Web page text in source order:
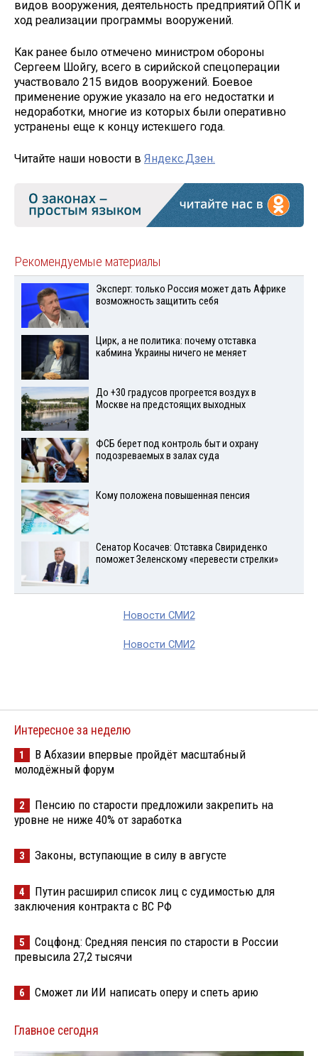
видов вооружения, деятельность предприятий ОПК и
ход реализации программы вооружений.
Как ранее было отмечено министром обороны
Сергеем Шойгу, всего в сирийской спецоперации
участвовало 215 видов вооружений. Боевое
применение оружие указало на его недостатки и
недоработки, многие из которых были оперативно
устранены еще к концу истекшего года.
Читайте наши новости в Яндекс.Дзен.
Рекомендуемые материалы
Эксперт: только Россия может дать Африке
возможность защитить себя
Цирк, а не политика: почему отставка
кабмина Украины ничего не меняет
До +30 градусов прогреется воздух в
Москве на предстоящих выходных
ФСБ берет под контроль быт и охрану
подозреваемых в залах суда
Кому положена повышенная пенсия
Сенатор Косачев: Отставка Свириденко
поможет Зеленскому «перевести стрелки»
Новости СМИ2
Новости СМИ2
Интересное за неделю
1
В Абхазии впервые пройдёт масштабный
молодёжный форум
2
Пенсию по старости предложили закрепить на
уровне не ниже 40% от заработка
3 Законы, вступающие в силу в августе
4
Путин расширил список лиц с судимостью для
заключения контракта с ВС РФ
5
Соцфонд: Средняя пенсия по старости в России
превысила 27,2 тысячи
6 Сможет ли ИИ написать оперу и спеть арию
Главное сегодня